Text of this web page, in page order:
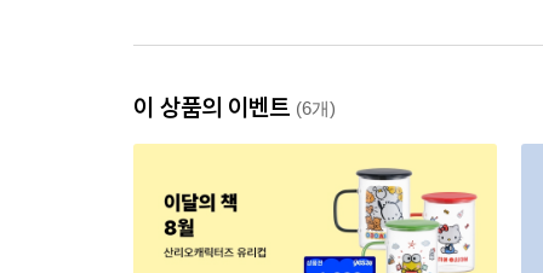
이 상품의 이벤트 (6개)